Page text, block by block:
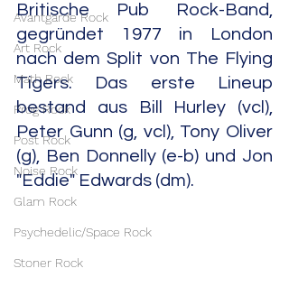
Avantgarde Rock
Art Rock
Math Rock
Prog Rock
Post Rock
Noise Rock
Glam Rock
Psychedelic/Space Rock
Stoner Rock
Britische Pub Rock-Band,
gegründet 1977 in London
nach dem Split von The Flying
Tigers. Das erste Lineup
bestand aus Bill Hurley (vcl),
Peter Gunn (g, vcl), Tony Oliver
(g), Ben Donnelly (e-b) und Jon
"Eddie" Edwards (dm).